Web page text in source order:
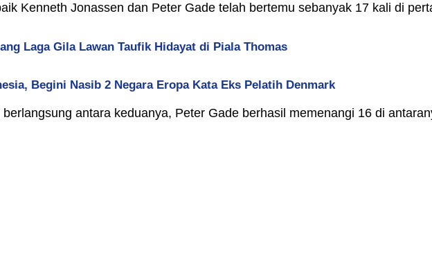
Kenneth Jonassen dan Peter Gade telah bertemu sebanyak 17 kali di
Laga Gila Lawan Taufik Hidayat di Piala Thomas
Begini Nasib 2 Negara Eropa Kata Eks Pelatih Denmark
antara keduanya, Peter Gade berhasil memenangi 16 di